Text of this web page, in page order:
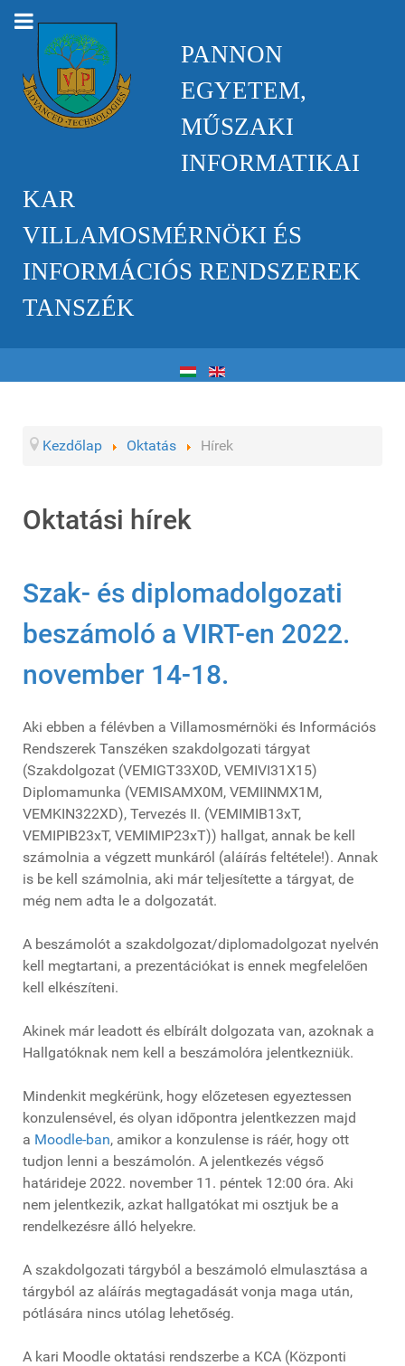
PANNON
EGYETEM,
MŰSZAKI
INFORMATIKAI
KAR
VILLAMOSMÉRNÖKI ÉS
INFORMÁCIÓS RENDSZEREK
TANSZÉK
Kezdőlap Oktatás Hírek
Oktatási hírek
Szak- és diplomadolgozati
beszámoló a VIRT-en 2022.
november 14-18.
Aki ebben a félévben a Villamosmérnöki és Információs
Rendszerek Tanszéken szakdolgozati tárgyat
(Szakdolgozat (VEMIGT33X0D, VEMIVI31X15)
Diplomamunka (VEMISAMX0M, VEMIINMX1M,
VEMKIN322XD), Tervezés II. (VEMIMIB13xT,
VEMIPIB23xT, VEMIMIP23xT)) hallgat, annak be kell
számolnia a végzett munkáról (aláírás feltétele!). Annak
is be kell számolnia, aki már teljesítette a tárgyat, de
még nem adta le a dolgozatát.
A beszámolót a szakdolgozat/diplomadolgozat nyelvén
kell megtartani, a prezentációkat is ennek megfelelően
kell elkészíteni.
Akinek már leadott és elbírált dolgozata van, azoknak a
Hallgatóknak nem kell a beszámolóra jelentkezniük.
Mindenkit megkérünk, hogy előzetesen egyeztessen
konzulensével, és olyan időpontra jelentkezzen majd
a Moodle-ban, amikor a konzulense is ráér, hogy ott
tudjon lenni a beszámolón. A jelentkezés végső
határideje 2022. november 11. péntek 12:00 óra. Aki
nem jelentkezik, azkat hallgatókat mi osztjuk be a
rendelkezésre álló helyekre.
A szakdolgozati tárgyból a beszámoló elmulasztása a
tárgyból az aláírás megtagadását vonja maga után,
pótlására nincs utólag lehetőség.
A kari Moodle oktatási rendszerbe a KCA (Központi